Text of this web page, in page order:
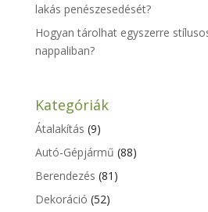
lakás penészesedését?
Hogyan tárolhat egyszerre
nappaliban?
Kategóriák
Átalakítás (9)
Autó-Gépjármű (88)
Berendezés (81)
Dekoráció (52)